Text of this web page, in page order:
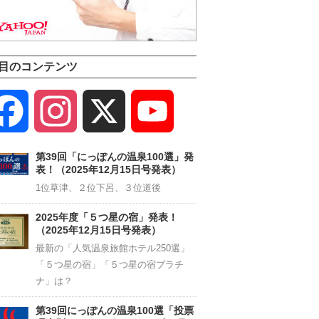
のコンテンツ
Facebook Instagram
Channel
第39回「にっぽんの温泉100選」発
表！（2025年12月15日号発表）
1位草津、２位下呂、３位道後
2025年度「５つ星の宿」発表！
（2025年12月15日号発表）
最新の「人気温泉旅館ホテル250選」
「５つ星の宿」「５つ星の宿プラチ
ナ」は？
第39回にっぽんの温泉100選「投票